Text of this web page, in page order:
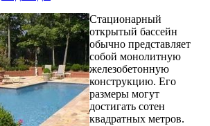
Стационарный
открытый бассейн
обычно представляет
собой монолитную
железобетонную
конструкцию. Его
размеры могут
достигать сотен
квадратных метров.